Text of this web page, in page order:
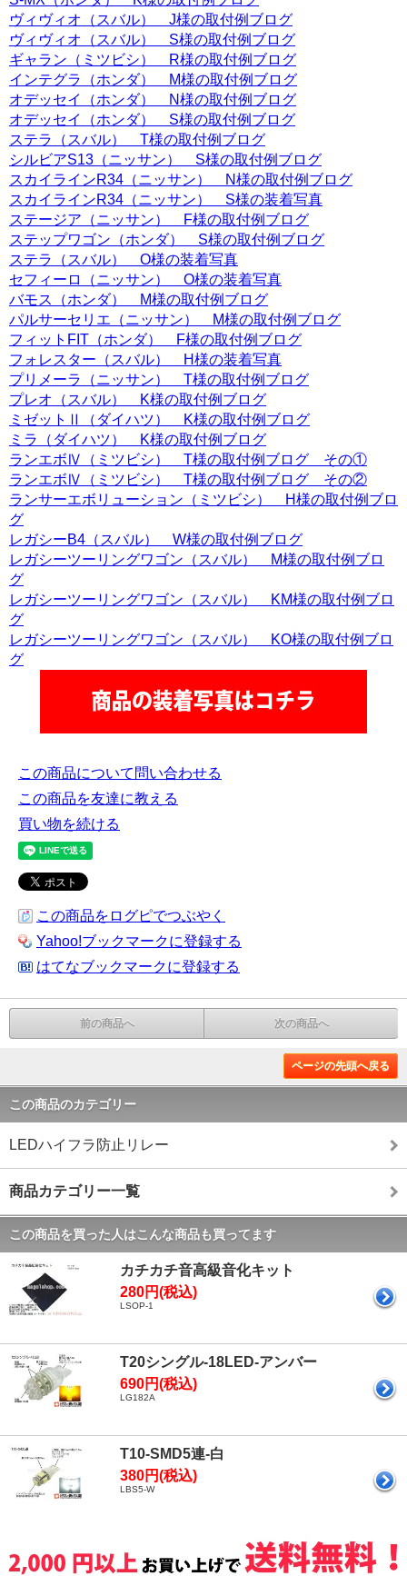
ヴィヴィオ（スバル） J様の取付例ブログ
ヴィヴィオ（スバル） S様の取付例ブログ
ギャラン（ミツビシ） R様の取付例ブログ
インテグラ（ホンダ） M様の取付例ブログ
オデッセイ（ホンダ） N様の取付例ブログ
オデッセイ（ホンダ） S様の取付例ブログ
ステラ（スバル） T様の取付例ブログ
シルビアS13（ニッサン） S様の取付例ブログ
スカイラインR34（ニッサン） N様の取付例ブログ
スカイラインR34（ニッサン） S様の装着写真
ステージア（ニッサン） F様の取付例ブログ
ステップワゴン（ホンダ） S様の取付例ブログ
ステラ（スバル） O様の装着写真
セフィーロ（ニッサン） O様の装着写真
バモス（ホンダ） M様の取付例ブログ
パルサーセリエ（ニッサン） M様の取付例ブログ
フィットFIT（ホンダ） F様の取付例ブログ
フォレスター（スバル） H様の装着写真
プリメーラ（ニッサン） T様の取付例ブログ
プレオ（スバル） K様の取付例ブログ
ミゼットⅡ（ダイハツ） K様の取付例ブログ
ミラ（ダイハツ） K様の取付例ブログ
ランエボⅣ（ミツビシ） T様の取付例ブログ その①
ランエボⅣ（ミツビシ） T様の取付例ブログ その②
ランサーエボリューション（ミツビシ） H様の取付例ブロ
グ
レガシーB4（スバル） W様の取付例ブログ
レガシーツーリングワゴン（スバル） M様の取付例ブロ
グ
レガシーツーリングワゴン（スバル） KM様の取付例ブロ
グ
レガシーツーリングワゴン（スバル） KO様の取付例ブロ
グ
この商品について問い合わせる
この商品を友達に教える
買い物を続ける
この商品をログピでつぶやく
Yahoo!ブックマークに登録する
はてなブックマークに登録する
前の商品へ 次の商品へ
ページの先頭へ戻る
この商品のカテゴリー
LEDハイフラ防止リレー
商品カテゴリー一覧
この商品を買った人はこんな商品も買ってます
カチカチ音高級音化キット
280円(税込)
LSOP-1
T20シングル-18LED-アンバー
690円(税込)
LG182A
T10-SMD5連-白
380円(税込)
LBS5-W